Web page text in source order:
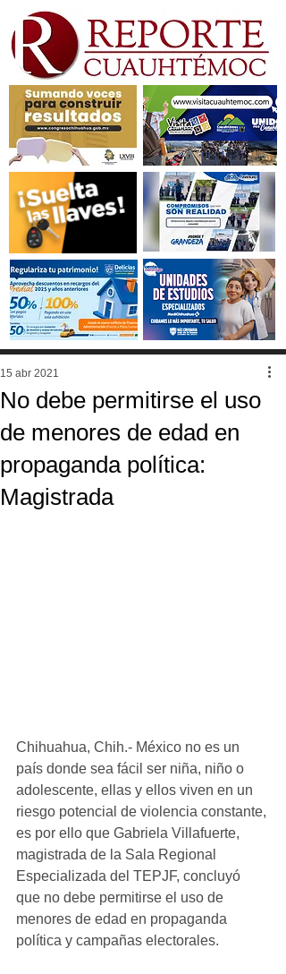
No debe permitirse el uso
de menores de edad en
propaganda política:
Magistrada
15 abr 2021
Chihuahua, Chih.- México no es un
país donde sea fácil ser niña, niño o
adolescente, ellas y ellos viven en un
riesgo potencial de violencia constante,
es por ello que Gabriela Villafuerte,
magistrada de la Sala Regional
Especializada del TEPJF, concluyó
que no debe permitirse el uso de
menores de edad en propaganda
política y campañas electorales.